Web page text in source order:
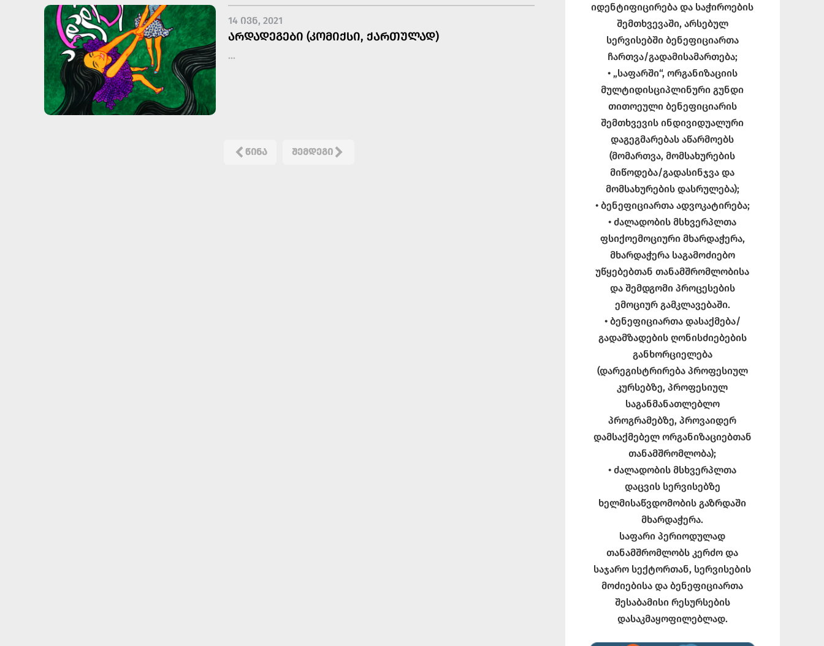
14 ᲘᲕᲜ, 2021
ᲐᲠᲓᲐᲓᲔᲒᲔᲑᲘ (ᲙᲝᲛᲘᲥᲡᲘ, ᲥᲐᲠᲗᲣᲚᲐᲓ)
...
ᲬᲘᲜᲐ ᲨᲔᲛᲓᲔᲒᲘ
იდენტიფიცირება და საჭიროების
შემთხვევაში, არსებულ
სერვისებში ბენეფიციართა
ჩართვა/გადამისამართება;
• „საფარში“, ორგანიზაციის
მულტიდისციპლინური გუნდი
თითოეული ბენეფიციარის
შემთხვევის ინდივიდუალური
დაგეგმარებას აწარმოებს
(მომართვა, მომსახურების
მიწოდება/გადასინჯვა და
მომსახურების დასრულება);
• ბენეფიციართა ადვოკატირება;
• ძალადობის მსხვერპლთა
ფსიქოემოციური მხარდაჭერა,
მხარდაჭერა საგამოძიებო
უწყებებთან თანამშრომლობისა
და შემდგომი პროცესების
ემოციურ გამკლავებაში.
• ბენეფიციართა დასაქმება/
გადამზადების ღონისძიებების
განხორციელება
(დარეგისტრირება პროფესიულ
კურსებზე, პროფესიულ
საგანმანათლებლო
პროგრამებზე, პროვაიდერ
დამსაქმებელ ორგანიზაციებთან
თანამშრომლობა);
• ძალადობის მსხვერპლთა
დაცვის სერვისებზე
ხელმისაწვდომობის გაზრდაში
მხარდაჭერა.
საფარი პერიოდულად
თანამშრომლობს კერძო და
საჯარო სექტორთან, სერვისების
მოძიებისა და ბენეფიციართა
შესაბამისი რესურსების
დასაკმაყოფილებლად.